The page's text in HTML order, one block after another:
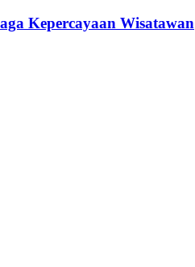
Kepercayaan Wisatawan